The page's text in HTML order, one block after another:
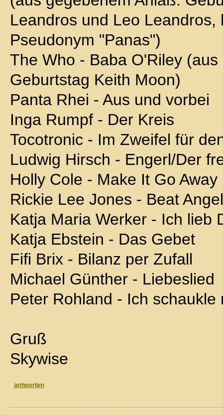
Leandros und Leo
Pseudonym "Panas")
The Who - Baba O'Riley
Geburtstag Keith Moon)
Panta Rhei - Aus und vorbei
Inga Rumpf - Der Kreis
Tocotronic - Im Zweifel für
Ludwig Hirsch - Engerl/Der
Holly Cole - Make It Go Away
Rickie Lee Jones - Beat
Katja Maria Werker - Ich lieb
Katja Ebstein - Das Gebet
Fifi Brix - Bilanz per Zufall
Michael Günther - Liebeslied
Peter Rohland - Ich schaukle
Gruß
Skywise
antworten